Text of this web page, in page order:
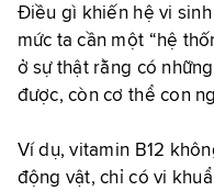
Điều gì khiến hệ vi
mức ta cần một “hệ
ở sự thật rằng có
được, còn cơ thể con
Ví dụ, vitamin B12
động vật, chỉ có vi